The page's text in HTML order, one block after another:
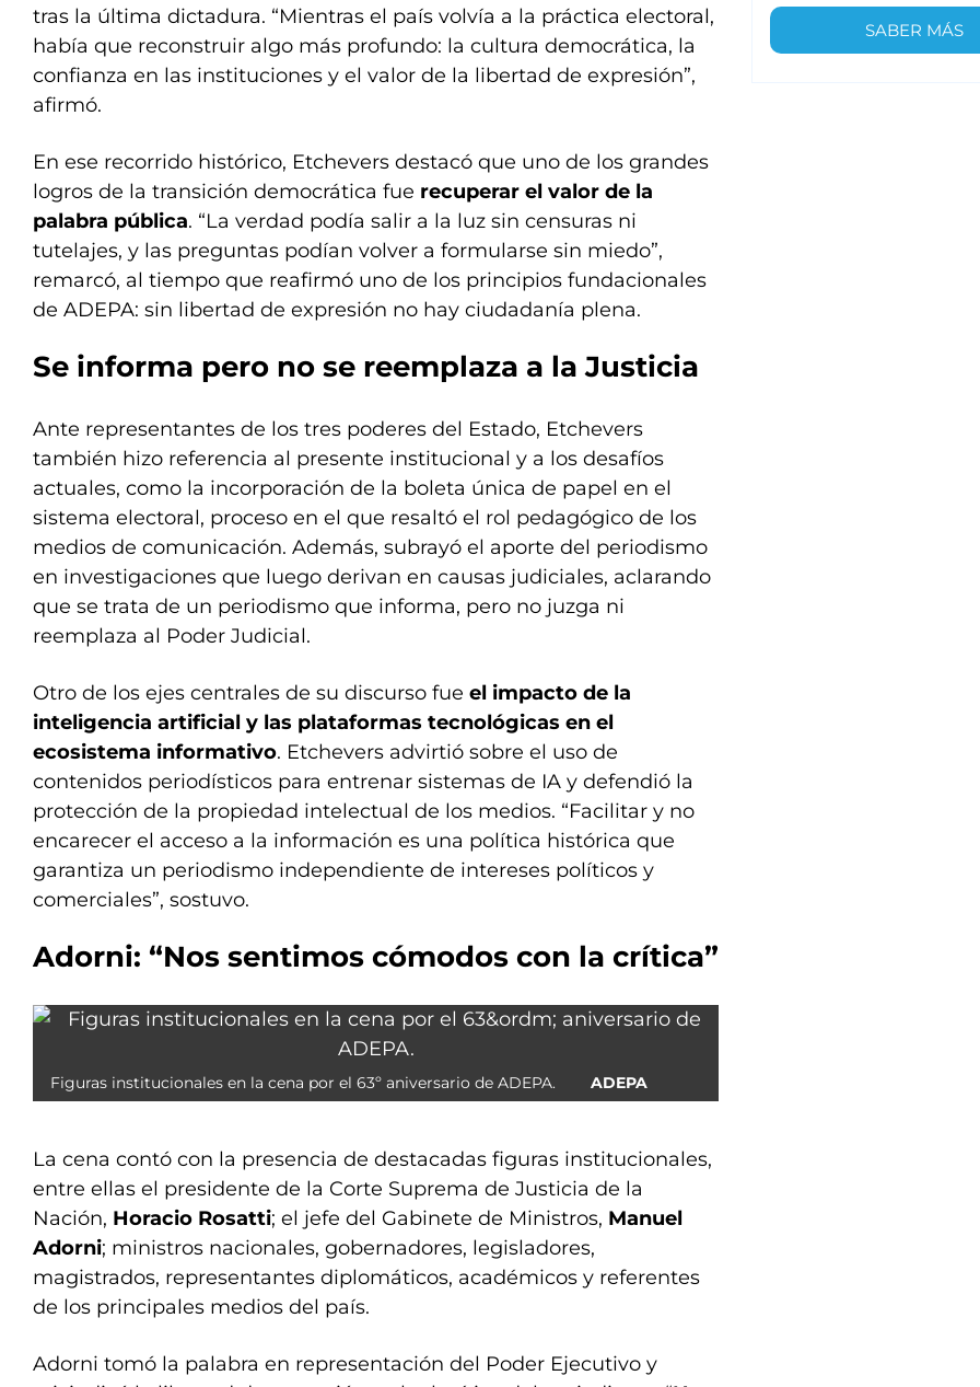
tras la última dictadura. “Mientras el país volvía a la práctica electoral,
había que reconstruir algo más profundo: la cultura democrática, la
confianza en las instituciones y el valor de la libertad de expresión”,
afirmó.
En ese recorrido histórico, Etchevers destacó que uno de los grandes
logros de la transición democrática fue recuperar el valor de la
palabra pública. “La verdad podía salir a la luz sin censuras ni
tutelajes, y las preguntas podían volver a formularse sin miedo”,
remarcó, al tiempo que reafirmó uno de los principios fundacionales
de ADEPA: sin libertad de expresión no hay ciudadanía plena.
Se informa pero no se reemplaza a la Justicia
Ante representantes de los tres poderes del Estado, Etchevers
también hizo referencia al presente institucional y a los desafíos
actuales, como la incorporación de la boleta única de papel en el
sistema electoral, proceso en el que resaltó el rol pedagógico de los
medios de comunicación. Además, subrayó el aporte del periodismo
en investigaciones que luego derivan en causas judiciales, aclarando
que se trata de un periodismo que informa, pero no juzga ni
reemplaza al Poder Judicial.
Otro de los ejes centrales de su discurso fue el impacto de la
inteligencia artificial y las plataformas tecnológicas en el
ecosistema informativo. Etchevers advirtió sobre el uso de
contenidos periodísticos para entrenar sistemas de IA y defendió la
protección de la propiedad intelectual de los medios. “Facilitar y no
encarecer el acceso a la información es una política histórica que
garantiza un periodismo independiente de intereses políticos y
comerciales”, sostuvo.
Adorni: “Nos sentimos cómodos con la crítica”
Figuras institucionales en la cena por el 63º aniversario de ADEPA. ADEPA
La cena contó con la presencia de destacadas figuras institucionales,
entre ellas el presidente de la Corte Suprema de Justicia de la
Nación, Horacio Rosatti; el jefe del Gabinete de Ministros, Manuel
Adorni; ministros nacionales, gobernadores, legisladores,
magistrados, representantes diplomáticos, académicos y referentes
de los principales medios del país.
Adorni tomó la palabra en representación del Poder Ejecutivo y
SABER MÁS